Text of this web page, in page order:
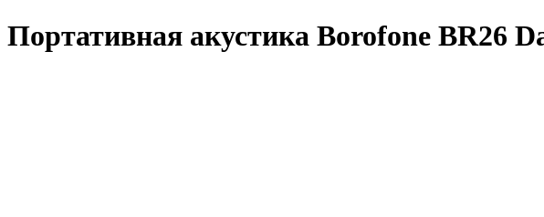
Портативная акустика Borofone BR26